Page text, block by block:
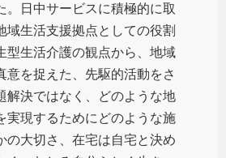
。日中サービスに積極的に取
域生活支援拠点としての役割
型生活介護の観点から、地域
意を捉えた、先駆的活動をさ
解決ではなく、どのような地
実現するためにどのような施
の大切さ、在宅は自宅と決め